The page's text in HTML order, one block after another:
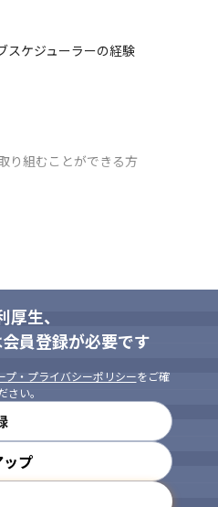
ケジューラーの経験
り組むことができる方
ものを取り入れ続ける
生、
員登録が必要です
プ・プライバシーポリシーをご確
い。
プ